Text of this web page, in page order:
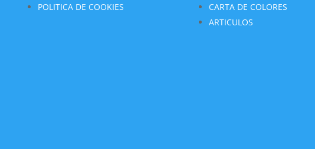
POLITICA DE COOKIES
CARTA DE COLORES
ARTICULOS